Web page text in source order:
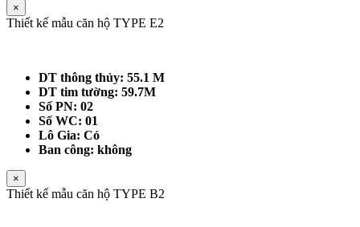
×
Thiết kế mẫu căn hộ TYPE E2
DT thông thủy: 55.1 M
DT tim tường: 59.7M
Số PN: 02
Số WC: 01
Lô Gia: Có
Ban công: không
×
Thiết kế mẫu căn hộ TYPE B2